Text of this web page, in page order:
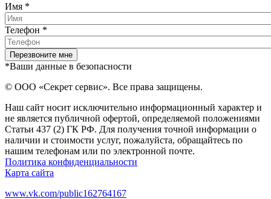
Имя *
Телефон *
*Ваши данные в безопасности
© ООО «Секрет сервис». Все права защищены.
Наш сайт носит исключительно информационный характер и
не является публичной офертой, определяемой положениями
Статьи 437 (2) ГК РФ. Для получения точной информации о
наличии и стоимости услуг, пожалуйста, обращайтесь по
нашим телефонам или по электронной почте.
Политика конфиденциальности
Карта сайта
www.vk.com/public162764167